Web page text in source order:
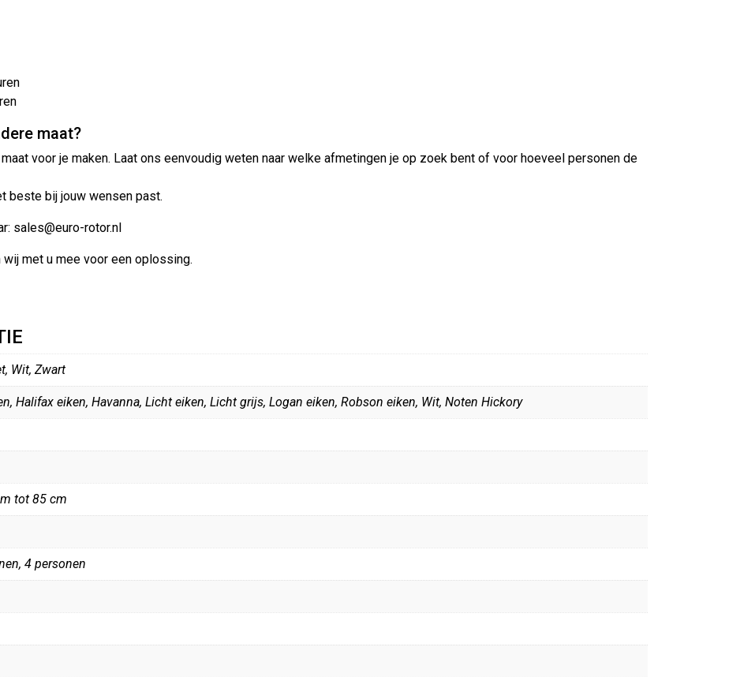
maat?
voor je maken. Laat ons eenvoudig weten naar welke afmetingen je op zoek bent of voor hoeveel personen de
beste bij jouw wensen past.
sales@euro-rotor.nl
met u mee voor een oplossing.
Wit, Zwart
Halifax eiken, Havanna, Licht eiken, Licht grijs, Logan eiken, Robson eiken, Wit, Noten Hickory
tot 85 cm
4 personen